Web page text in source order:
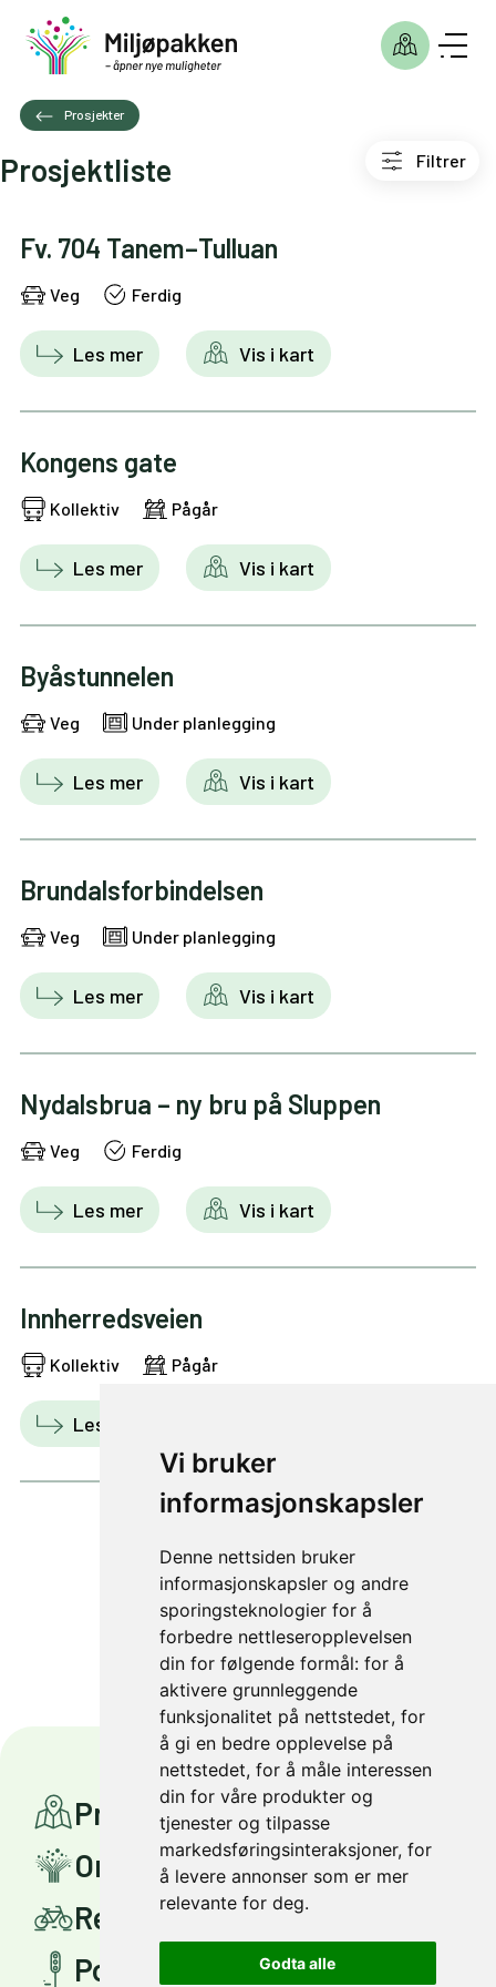
Vi bruker
informasjonskapsler
Denne nettsiden bruker
informasjonskapsler og andre
sporingsteknologier for å
forbedre nettleseropplevelsen
din for følgende formål: for å
aktivere grunnleggende
funksjonalitet på nettstedet, for
å gi en bedre opplevelse på
nettstedet, for å måle interessen
din for våre produkter og
tjenester og tilpasse
markedsføringsinteraksjoner, for
å levere annonser som er mer
relevante for deg.
Godta alle
Prosjekter
Prosjektliste Filtrer
Fv. 704 Tanem–Tulluan
Veg Ferdig
Les mer Vis i kart
Kongens gate
Kollektiv Pågår
Les mer Vis i kart
Byåstunnelen
Veg Under planlegging
Les mer Vis i kart
Brundalsforbindelsen
Veg Under planlegging
Les mer Vis i kart
Nydalsbrua – ny bru på Sluppen
Veg Ferdig
Les mer Vis i kart
Innherredsveien
Kollektiv Pågår
Les mer
1 av 1
Prosjekter
Om Miljøpakken
Reis smartere
Politisk styring